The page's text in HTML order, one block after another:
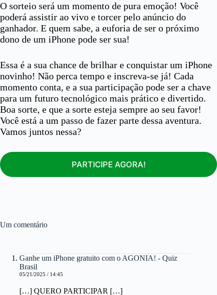
O sorteio será um momento de pura emoção! Você
poderá assistir ao vivo e torcer pelo anúncio do
ganhador. E quem sabe, a euforia de ser o próximo
dono de um iPhone pode ser sua!
Essa é a sua chance de brilhar e conquistar um iPhone
novinho! Não perca tempo e inscreva-se já! Cada
momento conta, e a sua participação pode ser a chave
para um futuro tecnológico mais prático e divertido.
Boa sorte, e que a sorte esteja sempre ao seu favor!
Você está a um passo de fazer parte dessa aventura.
Vamos juntos nessa?
PARTICIPE AGORA!
Um comentário
Ganhe um iPhone gratuito com o AGONIA! - Quiz
Brasil
05/21/2025 / 14:45
[…] QUERO PARTICIPAR […]